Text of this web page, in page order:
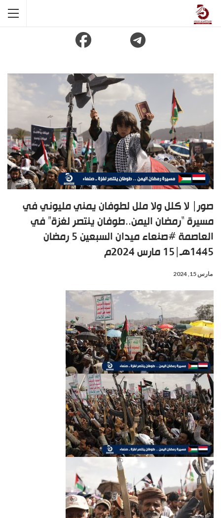
صور| لا كلل ولا ملل لطوفان يمني مليوني في
مسيرة “رمضان اليمن..طوفان ينتصر لغزة” في
العاصمة #صنعاء ميدان السبعين 5 رمضان
1445هـ|15 مارس 2024م
مارس 15, 2024